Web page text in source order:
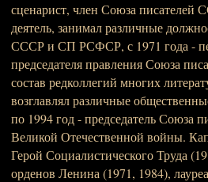
сценарист, член Союза писателей
деятель, занимал различные
СССР и СП РСФСР, с 1971 года -
председателя правления Союза
состав редколлегий многих
возглавлял различные
по 1994 год - председатель Союза
Великой Отечественной войны.
Герой Социалистического Труда
орденов Ленина (1971, 1984),